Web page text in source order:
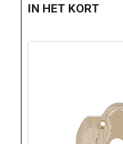
IN HET KORT